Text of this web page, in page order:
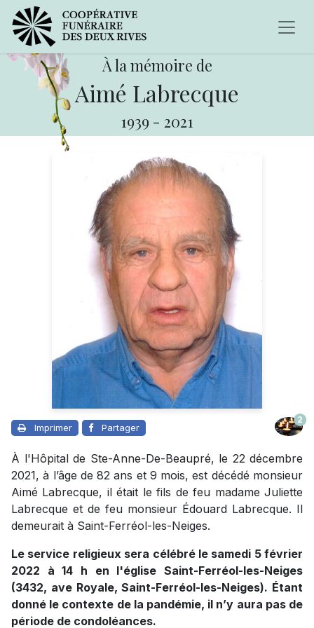
À la mémoire de
Aimé Labrecque
1939 - 2021
Imprimer Partager
2
À l'Hôpital de Ste-Anne-De-Beaupré, le 22 décembre
2021, à l’âge de 82 ans et 9 mois, est décédé monsieur
Aimé Labrecque, il était le fils de feu madame Juliette
Labrecque et de feu monsieur Édouard Labrecque. Il
demeurait à Saint-Ferréol-les-Neiges.
Le service religieux sera célébré le samedi 5 février
2022 à 14 h en l'église Saint-Ferréol-les-Neiges
(3432, ave Royale, Saint-Ferréol-les-Neiges). Étant
donné le contexte de la pandémie, il n’y aura pas de
période de condoléances.